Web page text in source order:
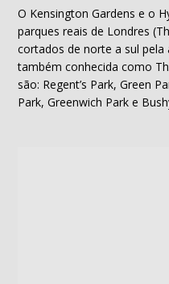
O Kensington Gardens e o
parques reais de Londres
cortados de norte a sul pela
também conhecida como
são: Regent’s Park, Green
Park, Greenwich Park e